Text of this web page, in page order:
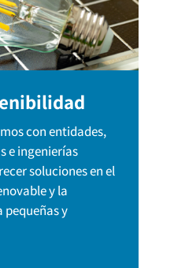
con entidades,
e ingenierías
soluciones en el
y la
y